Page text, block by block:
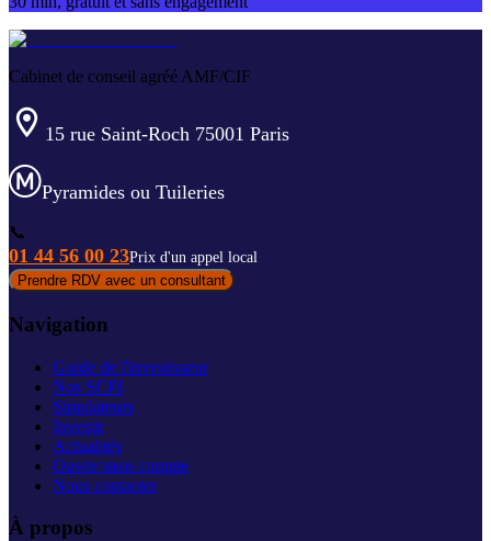
Cabinet de conseil agréé AMF/CIF
15 rue Saint-Roch 75001 Paris
Pyramides ou Tuileries
📞
01 44 56 00 23Prix d'un appel local
Prendre RDV avec un consultant
Navigation
Guide de l'investisseur
Nos SCPI
Simulateurs
Investir
Actualités
Ouvrir mon compte
Nous contacter
À propos